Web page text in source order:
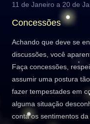
11 de Janeiro a 20 de
Concessões
Achando que deve se
discussões, você
Faça concessões,
assumir uma postura
fazer tempestades em
alguma situação
conta os sentimentos